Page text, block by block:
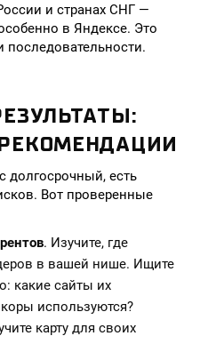
и странах СНГ —
в Яндексе. Это
последовательности.
долгосрочный, есть
Вот проверенные
. Изучите, где
в вашей нише. Ищите
какие сайты их
используются?
карту для своих